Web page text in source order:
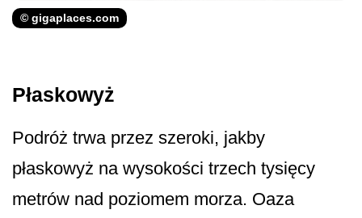
© gigaplaces.com
Płaskowyż
Podróż trwa przez szeroki, jakby
płaskowyż na wysokości trzech tysięcy
metrów nad poziomem morza. Oaza